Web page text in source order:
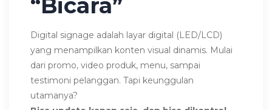
Digital signage adalah layar digital (LED/LCD)
yang menampilkan konten visual dinamis. Mulai
dari promo, video produk, menu, sampai
testimoni pelanggan. Tapi keunggulan
utamanya?